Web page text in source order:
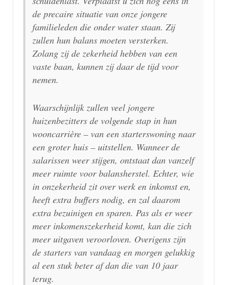
de precaire situatie van onze jongere
familieleden die onder water staan. Zij
zullen hun balans moeten versterken.
Zolang zij de zekerheid hebben van een
vaste baan, kunnen zij daar de tijd voor
nemen.
Waarschijnlijk zullen veel jongere
huizenbezitters de volgende stap in hun
wooncarrière – van een starterswoning naar
een groter huis – uitstellen. Wanneer de
salarissen weer stijgen, ontstaat dan vanzelf
meer ruimte voor balansherstel. Echter, wie
in onzekerheid zit over werk en inkomst en,
heeft extra buffers nodig, en zal daarom
extra bezuinigen en sparen. Pas als er weer
meer inkomenszekerheid komt, kan die zich
meer uitgaven veroorloven. Overigens zijn
de starters van vandaag en morgen gelukkig
al een stuk beter af dan die van 10 jaar
terug.